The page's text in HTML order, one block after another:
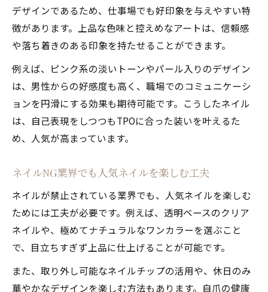
デザインであるため、仕事場でも好印象を与えやすい特
徴があります。上品な色味と控えめなアートは、信頼感
や落ち着きのある印象を持たせることができます。
例えば、ピンク系の淡いトーンやパール入りのデザイン
は、男性からの好感度も高く、職場でのコミュニケーシ
ョンを円滑にする効果も期待可能です。こうしたネイル
は、自己表現をしつつもTPOに合った装いを叶えるた
め、人気が高まっています。
ネイルNG業界でも人気ネイルを楽しむ工夫
ネイルが禁止されている業界でも、人気ネイルを楽しむ
ためには工夫が必要です。例えば、透明ベースのクリア
ネイルや、極めてナチュラルなワンカラーを選ぶこと
で、目立ちすぎず上品に仕上げることが可能です。
また、取り外し可能なネイルチップの活用や、休日のみ
華やかなデザインを楽しむ方法もあります。自爪の健康